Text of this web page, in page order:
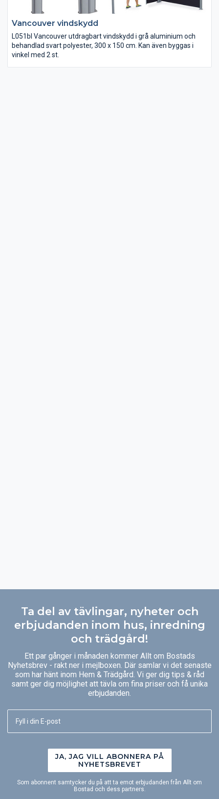
Vancouver vindskydd
L051bl Vancouver utdragbart vindskydd i grå aluminium och
behandlad svart polyester, 300 x 150 cm. Kan även byggas i
vinkel med 2 st.
Ta del av tävlingar, nyheter och
erbjudanden inom hus, inredning
och trädgård!
Ett par gånger i månaden kommer Allt om Bostads
Nyhetsbrev - rakt ner i mejlboxen. Där samlar vi det senaste
som har hänt inom Hem & Trädgård. Vi ger dig tips & råd
samt ger dig möjlighet att tävla om fina priser och få unika
erbjudanden.
JA, JAG VILL ABONNERA PÅ
NYHETSBREVET
Som abonnent samtycker du på att ta emot erbjudanden från Allt om
Bostad och dess partners.